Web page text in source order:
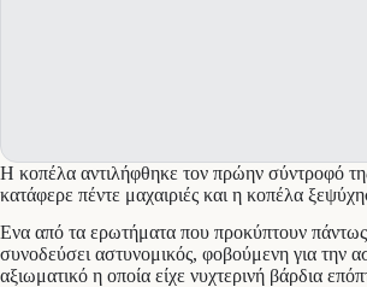
Η κοπέλα αντιλήφθηκε τον πρώην σύντροφό
κατάφερε πέντε μαχαιριές και η κοπέλα
Ενα από τα ερωτήματα που προκύπτουν
συνοδεύσει αστυνομικός, φοβούμενη για την
αξιωματικό η οποία είχε νυχτερινή βάρδια